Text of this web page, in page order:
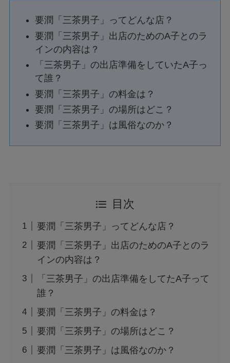
要潤「三茶男子」ってどんな店？
要潤「三茶男子」出店のためのA子とのラ
インの内容は？
「三茶男子」の出店準備をしていたA子っ
て誰？
要潤「三茶男子」の料金は？
要潤「三茶男子」の場所はどこ？
要潤「三茶男子」は風俗なのか？
目次
要潤「三茶男子」ってどんな店？
要潤「三茶男子」出店のためのA子とのラ
インの内容は？
「三茶男子」の出店準備をしてたA子って
誰？
要潤「三茶男子」の料金は？
要潤「三茶男子」の場所はどこ？
要潤「三茶男子」は風俗なのか？